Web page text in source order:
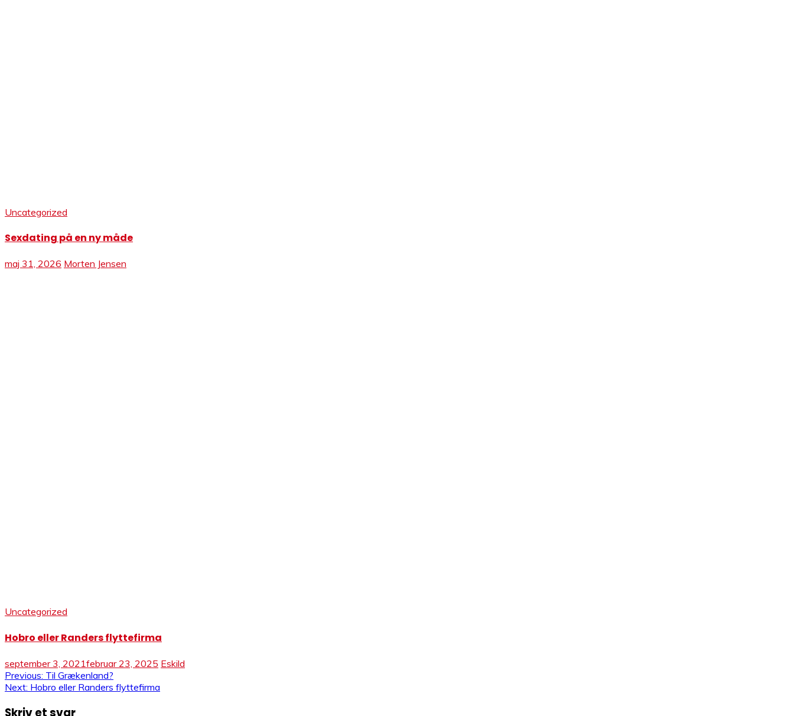
Uncategorized
Sexdating på en ny måde
maj 31, 2026 Morten Jensen
Uncategorized
Hobro eller Randers flyttefirma
september 3, 2021februar 23, 2025 Eskild
Indlægsnavigation
Previous: Til Grækenland?
Next: Hobro eller Randers flyttefirma
Skriv et svar